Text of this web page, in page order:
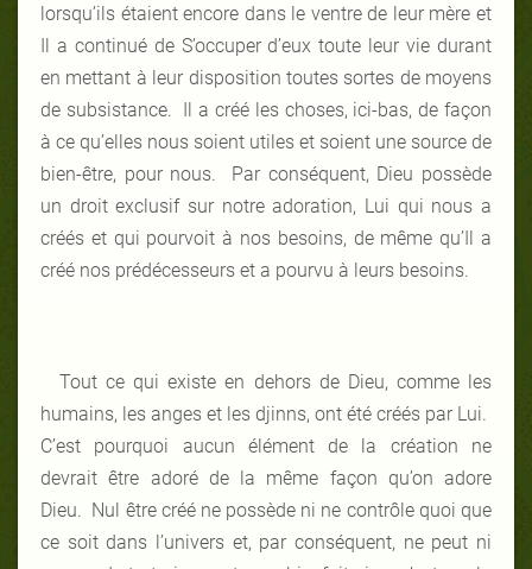
lorsqu’ils étaient encore dans le ventre de leur mère et
Il a continué de S’occuper d’eux toute leur vie durant
en mettant à leur disposition toutes sortes de moyens
de subsistance. Il a créé les choses, ici-bas, de façon
à ce qu’elles nous soient utiles et soient une source de
bien-être, pour nous. Par conséquent, Dieu possède
un droit exclusif sur notre adoration, Lui qui nous a
créés et qui pourvoit à nos besoins, de même qu’Il a
créé nos prédécesseurs et a pourvu à leurs besoins.
Tout ce qui existe en dehors de Dieu, comme les
humains, les anges et les djinns, ont été créés par Lui.
C’est pourquoi aucun élément de la création ne
devrait être adoré de la même façon qu’on adore
Dieu. Nul être créé ne possède ni ne contrôle quoi que
ce soit dans l’univers et, par conséquent, ne peut ni